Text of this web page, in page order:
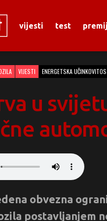
vijesti test
VIJESTI ENERGETSKA
u
obvezna
postavljanjem